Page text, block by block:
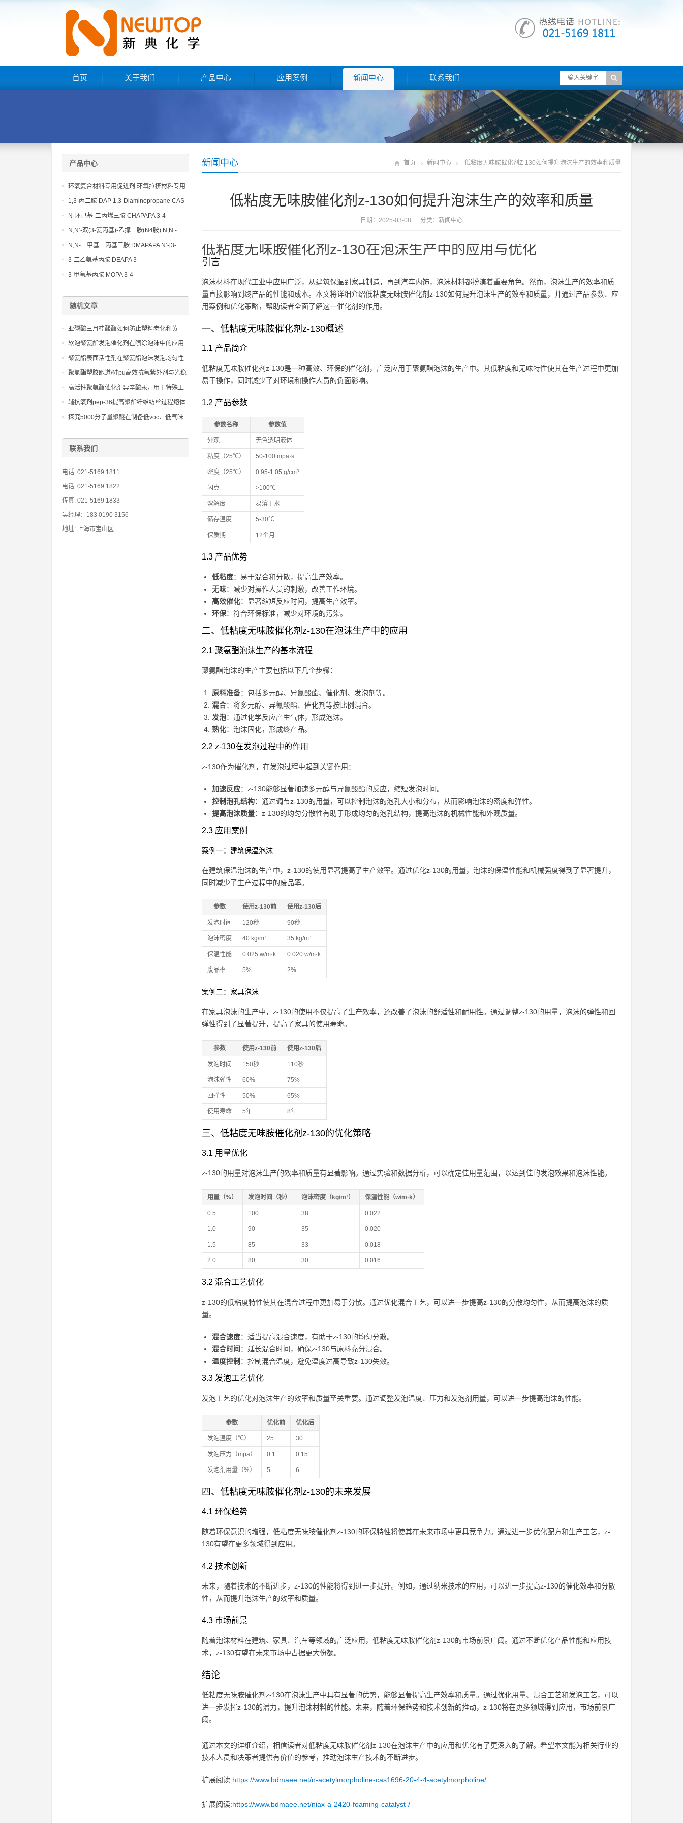
首页 关于我们 产品中心 应用案例 新闻中心 联系我们
新闻中心 首页 新闻中心 低粘度无味胺催化剂z-130如何提升泡沫生产的效率和质量
低粘度无味胺催化剂z-130如何提升泡沫生产的效率和质量
日期：2025-03-08 分类： 新闻中心
低粘度无味胺催化剂z-130在泡沫生产中的应用与优化
引言
泡沫材料在现代工业中应用广泛，从建筑保温到家具制造，再到汽车内饰，泡沫材料都扮演着重要角色。然而，泡沫生产的效率和质
量直接影响到终产品的性能和成本。本文将详细介绍低粘度无味胺催化剂z-130如何提升泡沫生产的效率和质量，并通过产品参数、应
用案例和优化策略，帮助读者全面了解这一催化剂的作用。
一、低粘度无味胺催化剂z-130概述
1.1 产品简介
低粘度无味胺催化剂z-130是一种高效、环保的催化剂，广泛应用于聚氨酯泡沫的生产中。其低粘度和无味特性使其在生产过程中更加
易于操作，同时减少了对环境和操作人员的负面影响。
1.2 产品参数
参数名称 参数值
外观 无色透明液体
粘度（25℃） 50-100 mpa·s
密度（25℃） 0.95-1.05 g/cm³
闪点 >100℃
溶解度 易溶于水
储存温度 5-30℃
保质期 12个月
1.3 产品优势
低粘度：易于混合和分散，提高生产效率。
无味：减少对操作人员的刺激，改善工作环境。
高效催化：显著缩短反应时间，提高生产效率。
环保：符合环保标准，减少对环境的污染。
二、低粘度无味胺催化剂z-130在泡沫生产中的应用
2.1 聚氨酯泡沫生产的基本流程
聚氨酯泡沫的生产主要包括以下几个步骤：
原料准备：包括多元醇、异氰酸酯、催化剂、发泡剂等。
混合：将多元醇、异氰酸酯、催化剂等按比例混合。
发泡：通过化学反应产生气体，形成泡沫。
熟化：泡沫固化，形成终产品。
2.2 z-130在发泡过程中的作用
z-130作为催化剂，在发泡过程中起到关键作用：
加速反应：z-130能够显著加速多元醇与异氰酸酯的反应，缩短发泡时间。
控制泡孔结构：通过调节z-130的用量，可以控制泡沫的泡孔大小和分布，从而影响泡沫的密度和弹性。
提高泡沫质量：z-130的均匀分散性有助于形成均匀的泡孔结构，提高泡沫的机械性能和外观质量。
2.3 应用案例
案例一：建筑保温泡沫
在建筑保温泡沫的生产中，z-130的使用显著提高了生产效率。通过优化z-130的用量，泡沫的保温性能和机械强度得到了显著提升，
同时减少了生产过程中的废品率。
参数 使用z-130前 使用z-130后
发泡时间 120秒 90秒
泡沫密度 40 kg/m³ 35 kg/m³
保温性能 0.025 w/m·k 0.020 w/m·k
废品率 5% 2%
案例二：家具泡沫
在家具泡沫的生产中，z-130的使用不仅提高了生产效率，还改善了泡沫的舒适性和耐用性。通过调整z-130的用量，泡沫的弹性和回
弹性得到了显著提升，提高了家具的使用寿命。
参数 使用z-130前 使用z-130后
发泡时间 150秒 110秒
泡沫弹性 60% 75%
回弹性 50% 65%
使用寿命 5年 8年
三、低粘度无味胺催化剂z-130的优化策略
3.1 用量优化
z-130的用量对泡沫生产的效率和质量有显著影响。通过实验和数据分析，可以确定佳用量范围，以达到佳的发泡效果和泡沫性能。
用量（%） 发泡时间（秒） 泡沫密度（kg/m³） 保温性能（w/m·k）
0.5 100 38 0.022
1.0 90 35 0.020
1.5 85 33 0.018
2.0 80 30 0.016
3.2 混合工艺优化
z-130的低粘度特性使其在混合过程中更加易于分散。通过优化混合工艺，可以进一步提高z-130的分散均匀性，从而提高泡沫的质
量。
混合速度：适当提高混合速度，有助于z-130的均匀分散。
混合时间 ：延长混合时间，确保z-130与原料充分混合。
温度控制 ：控制混合温度，避免温度过高导致z-130失效。
3.3 发泡工艺优化
发泡工艺的优化对泡沫生产的效率和质量至关重要。通过调整发泡温度、压力和发泡剂用量，可以进一步提高泡沫的性能。
参数 优化前 优化后
发泡温度（℃） 25 30
发泡压力（mpa） 0.1 0.15
发泡剂用量（%） 5 6
四、低粘度无味胺催化剂z-130的未来发展
4.1 环保趋势
随着环保意识的增强，低粘度无味胺催化剂z-130的环保特性将使其在未来市场中更具竞争力。通过进一步优化配方和生产工艺，z-
130有望在更多领域得到应用。
4.2 技术创新
未来，随着技术的不断进步，z-130的性能将得到进一步提升。例如，通过纳米技术的应用，可以进一步提高z-130的催化效率和分散
性，从而提升泡沫生产的效率和质量。
4.3 市场前景
随着泡沫材料在建筑、家具、汽车等领域的广泛应用，低粘度无味胺催化剂z-130的市场前景广阔。通过不断优化产品性能和应用技
术，z-130有望在未来市场中占据更大份额。
结论
低粘度无味胺催化剂z-130在泡沫生产中具有显著的优势，能够显著提高生产效率和质量。通过优化用量、混合工艺和发泡工艺，可以
进一步发挥z-130的潜力，提升泡沫材料的性能。未来，随着环保趋势和技术创新的推动，z-130将在更多领域得到应用，市场前景广
阔。
通过本文的详细介绍，相信读者对低粘度无味胺催化剂z-130在泡沫生产中的应用和优化有了更深入的了解。希望本文能为相关行业的
技术人员和决策者提供有价值的参考，推动泡沫生产技术的不断进步。
扩展阅读:https://www.bdmaee.net/n-acetylmorpholine-cas1696-20-4-4-acetylmorpholine/
扩展阅读:https://www.bdmaee.net/niax-a-2420-foaming-catalyst-/
产品中心
环氧复合材料专用促进剂 环氧拉挤材料专用
促进剂 NT EP 120
1,3-丙二胺 DAP 1,3-Diaminopropane CAS
No 109-76-2
N-环己基-二丙烯三胺 CHAPAPA 3-4-
Methoxypropylamine CAS No:5332-73-0
N,N’-双(3-氨丙基)-乙撑二胺(N4胺) N,N’-
Bis(3-aminopropyl)-ethylenediamine CAS
No10563-26-5
N,N-二甲基二丙基三胺 DMAPAPA N’-[3-
(dimethylamino)propyllpropane-1,3-
diamine CAS No10563-29-8
3-二乙氨基丙胺 DEAPA 3-
(Diethylamino)propylamine CAS No 104-
3-甲氧基丙胺 MOPA 3-4-
随机文章
亚磷酸三月桂酸酯如何防止塑料老化和黄
变？
软泡聚氨酯发泡催化剂在喷涂泡沫中的应用
聚氨酯表面活性剂在聚氨酯泡沫发泡均匀性
和闭孔率控制中的关键作用
聚氨酯塑胶跑道/硅pu高效抗氧紫外剂与光稳
定剂的复配技术，构建全方位的老化防护体
系。
高活性聚氨酯催化剂异辛酸汞，用于特殊工
业场合，提供快速凝胶
辅抗氧剂pep-36提高聚酯纤维纺丝过程熔体
稳定性
探究5000分子量聚醚在制备低voc、低气味
联系我们
电话: 021-5169 1811
电话: 021-5169 1822
传真: 021-5169 1833
吴经理：183 0190 3156
地址: 上海市宝山区